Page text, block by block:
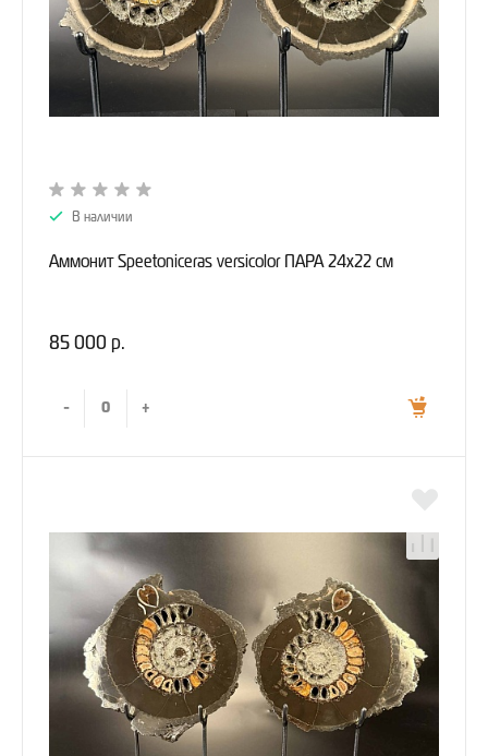
В наличии
Аммонит Speetoniceras versicolor ПАРА 24х22 см
85 000 р.
- +